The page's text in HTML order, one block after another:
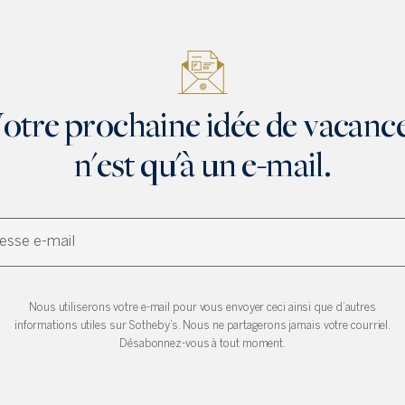
prochaine idée de
n'est qu'à un e-mail.
Nous utiliserons votre e-mail pour vous envoyer ceci ainsi que d’autres
informations utiles sur Sotheby’s. Nous ne partagerons jamais votre courriel.
Désabonnez-vous à tout moment.